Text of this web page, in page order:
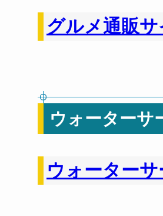
グルメ通販
ウォーターサ
ウォーター